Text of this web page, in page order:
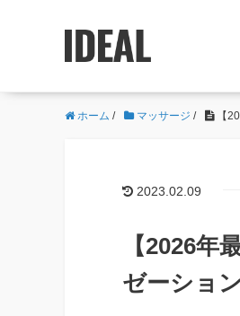
ホーム / マッサージ / 【
2023.02.09
【2026
ゼーショ